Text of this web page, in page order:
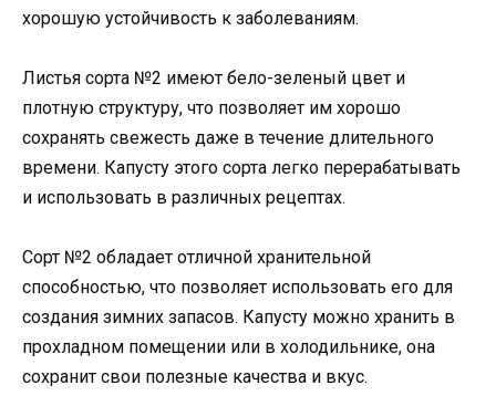
хорошую устойчивость к заболеваниям.
Листья сорта №2 имеют бело-зеленый цвет и
плотную структуру, что позволяет им хорошо
сохранять свежесть даже в течение длительного
времени. Капусту этого сорта легко перерабатывать
и использовать в различных рецептах.
Сорт №2 обладает отличной хранительной
способностью, что позволяет использовать его для
создания зимних запасов. Капусту можно хранить в
прохладном помещении или в холодильнике, она
сохранит свои полезные качества и вкус.